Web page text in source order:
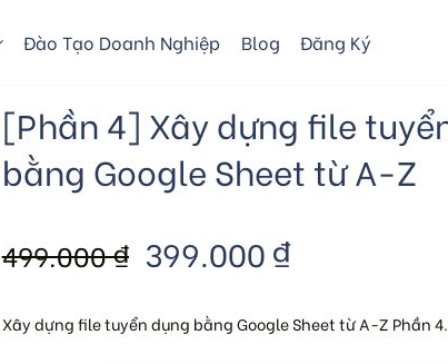
Đào Tạo Doanh Nghiệp Blog Đăng Ký
[Phần 4] Xây dựng file
bằng Google Sheet từ A-Z
499.000₫ 399.000 ₫
Xây dựng file tuyển dụng bằng Google Sheet từ A-Z Phần 4.